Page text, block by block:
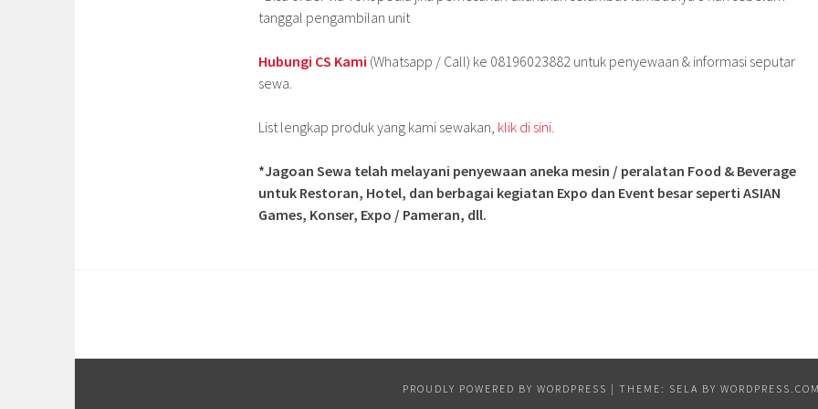
tanggal pengambilan unit
Hubungi CS Kami (Whatsapp / Call) ke 08196023882 untuk penyewaan & informasi seputar
sewa.
List lengkap produk yang kami sewakan, klik di sini.
*Jagoan Sewa telah melayani penyewaan aneka mesin / peralatan Food & Beverage
untuk Restoran, Hotel, dan berbagai kegiatan Expo dan Event besar seperti ASIAN
Games, Konser, Expo / Pameran, dll.
PROUDLY POWERED BY WORDPRESS | THEME: SELA BY